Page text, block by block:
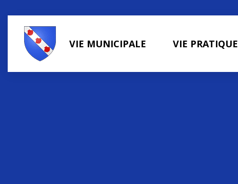
VIE MUNICIPALE VIE PRATIQUE